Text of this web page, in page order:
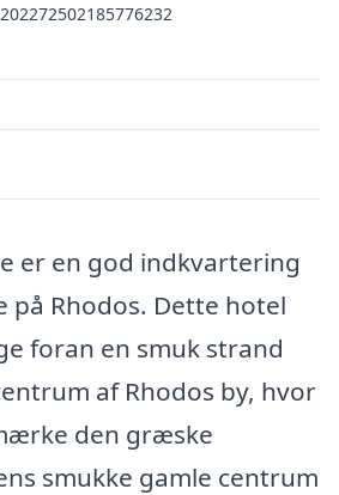
er en god indkvartering
på Rhodos. Dette hotel
foran en smuk strand
af Rhodos by, hvor
den græske
smukke gamle centrum